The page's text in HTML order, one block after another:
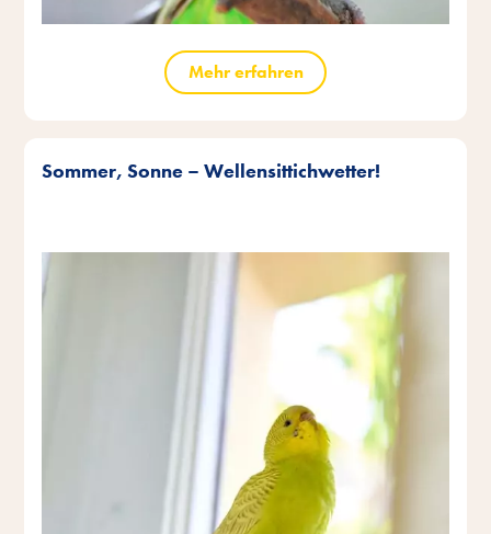
Mehr erfahren
Sommer, Sonne – Wellensittichwetter!